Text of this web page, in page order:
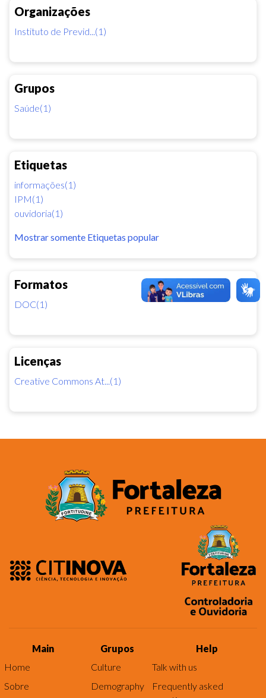
Organizações
Instituto de Previd...(1)
Grupos
Saúde(1)
Etiquetas
informações(1)
IPM(1)
ouvidoria(1)
Mostrar somente Etiquetas popular
Formatos
DOC(1)
Licenças
Creative Commons At...(1)
Main
Home
Sobre
Grupos
Culture
Demography
Help
Talk with us
Frequently asked